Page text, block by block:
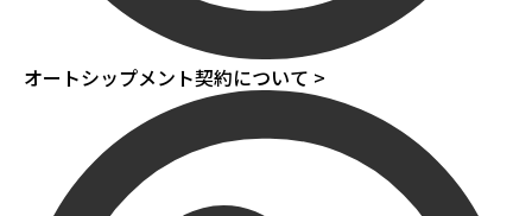
オートシップメント契約について >